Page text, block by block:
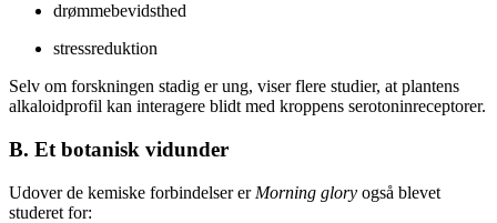
drømmebevidsthed
stressreduktion
Selv om forskningen stadig er ung, viser flere studier, at plantens
alkaloidprofil kan interagere blidt med kroppens serotoninreceptorer.
B. Et botanisk vidunder
Udover de kemiske forbindelser er Morning glory også blevet
studeret for: